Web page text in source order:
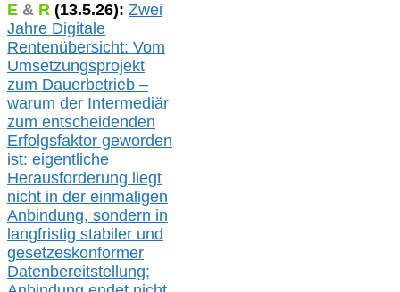
E & R (13.5.26): Zwei
Jahre Digitale
Rentenübersicht: Vom
Umsetzungsprojekt
zum Dauerbetrieb –
warum der Intermediär
zum entscheidenden
Erfolgsfaktor geworden
ist: eigentliche
Herausforderung liegt
nicht in der einmaligen
Anbindung, sondern in
langfristig stabiler und
gesetzeskonformer
Datenbereitstellung;